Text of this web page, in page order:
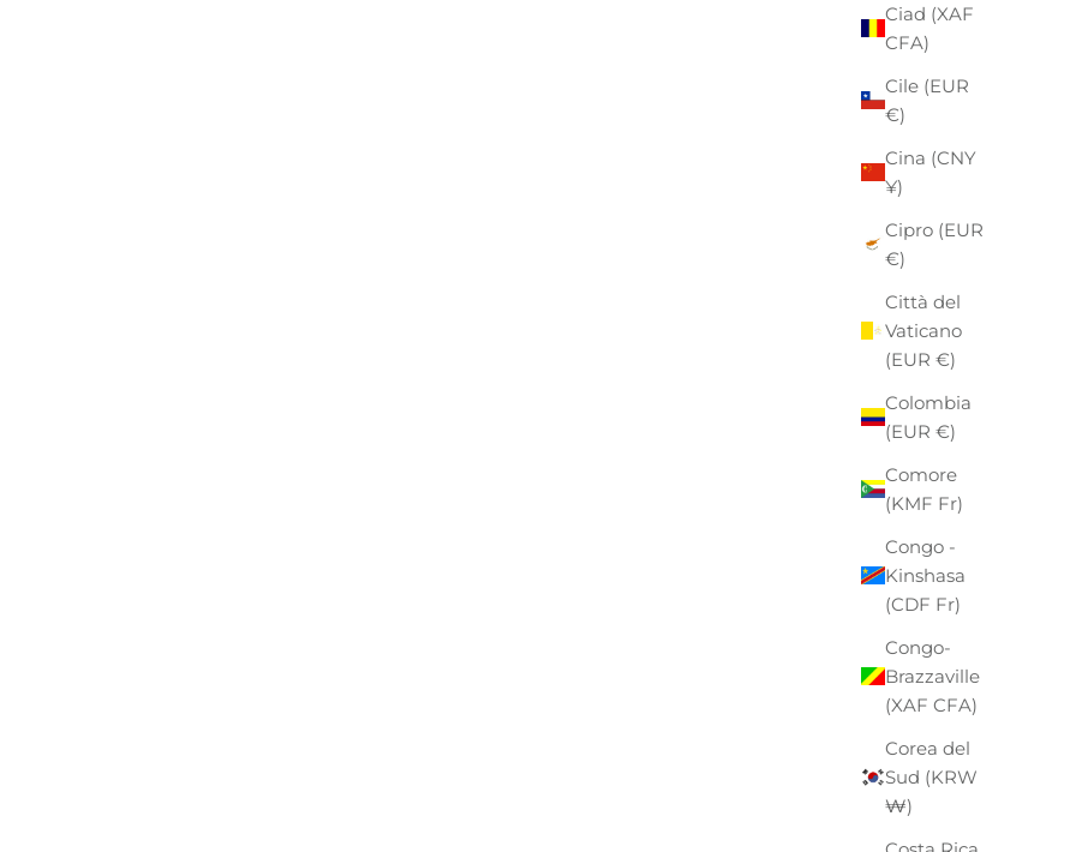
Ciad (XAF
CFA)
Cile (EUR
€)
Cina (CNY
¥)
Cipro (EUR
€)
Città del
Vaticano
(EUR €)
Colombia
(EUR €)
Comore
(KMF Fr)
Congo -
Kinshasa
(CDF Fr)
Congo-
Brazzaville
(XAF CFA)
Corea del
Sud (KRW
₩)